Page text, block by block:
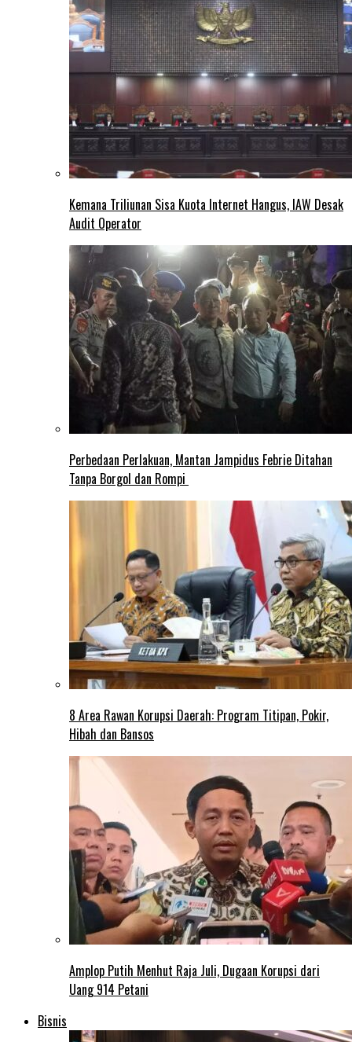
Kemana Triliunan Sisa Kuota Internet Hangus, IAW Desak
Audit Operator
Perbedaan Perlakuan, Mantan Jampidus Febrie Ditahan
Tanpa Borgol dan Rompi
8 Area Rawan Korupsi Daerah: Program Titipan, Pokir,
Hibah dan Bansos
Amplop Putih Menhut Raja Juli, Dugaan Korupsi dari
Uang 914 Petani
Bisnis